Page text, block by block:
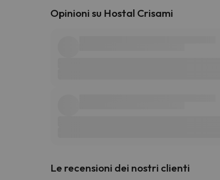
Opinioni su Hostal Crisami
Le recensioni dei nostri clienti